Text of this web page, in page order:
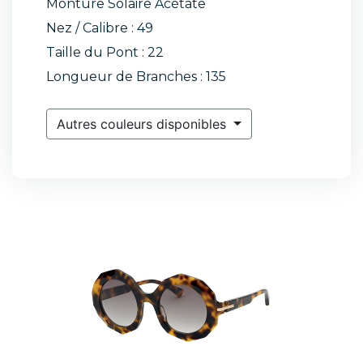
Monture Solaire Acétate
Nez / Calibre : 49
Taille du Pont : 22
Longueur de Branches : 135
Autres couleurs disponibles